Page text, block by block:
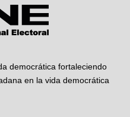
democrática fortaleciendo
en la vida democrática